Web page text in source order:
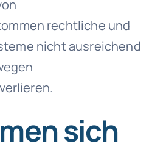
rechtliche und
nicht ausreichend
sich